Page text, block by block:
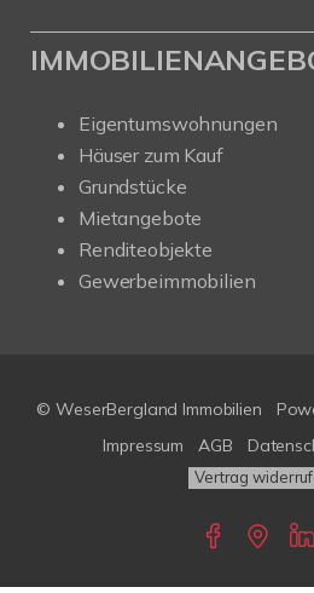
Eigentumswohnungen
Häuser zum Kauf
Grundstücke
Mietangebote
Renditeobjekte
Gewerbeimmobilien
© WeserBergland Immobilien
Impressum
AGB
Vertrag